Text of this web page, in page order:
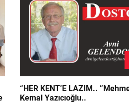
“HER KENT’E LAZIM.. ”Mehmet
Kemal Yazıcıoğlu..